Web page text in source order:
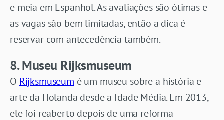
e meia em Espanhol. As avaliações são ótimas e
as vagas são bem limitadas, então a dica é
reservar com antecedência também.
8. Museu Rijksmuseum
O Rijksmuseum é um museu sobre a história e
arte da Holanda desde a Idade Média. Em 2013,
ele foi reaberto depois de uma reforma